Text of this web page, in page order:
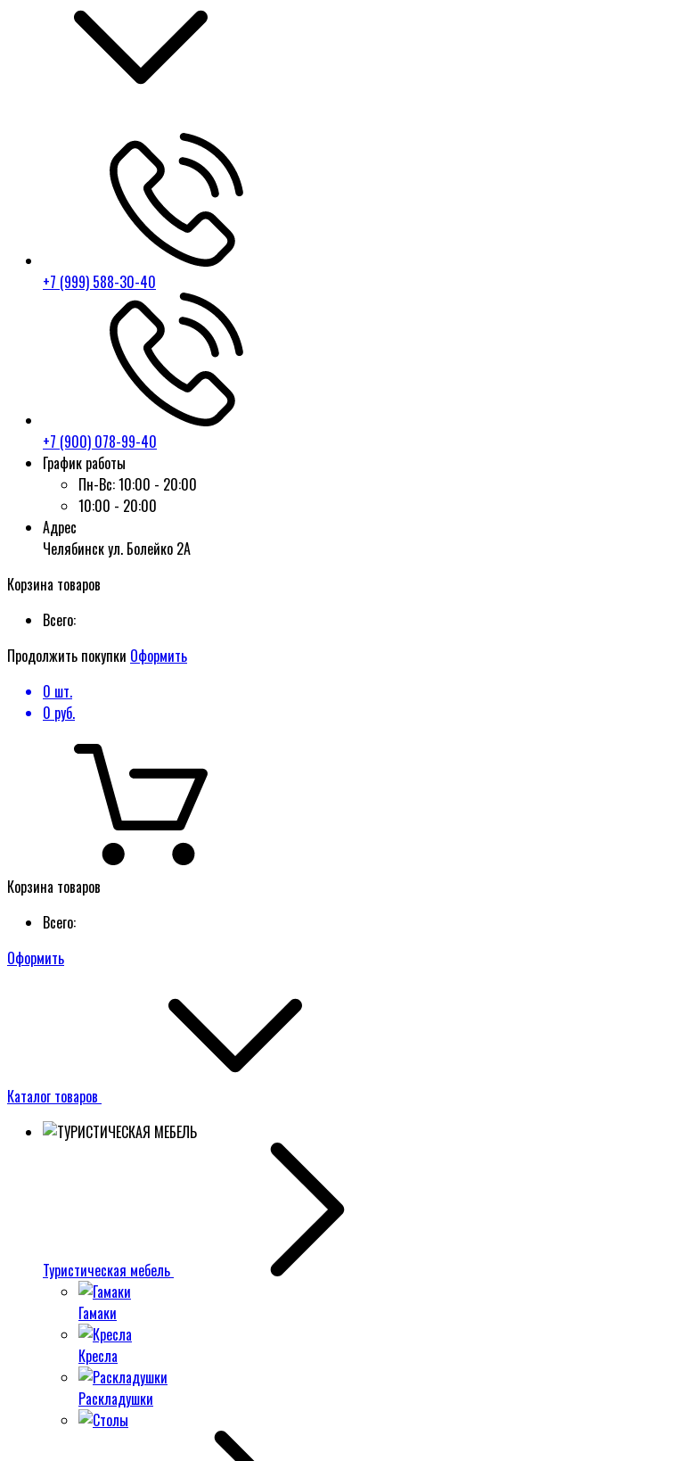
+7 (999) 588-30-40
+7 (900) 078-99-40
График работы
Пн-Вс:10:00 - 20:00
10:00 - 20:00
Адрес
Челябинск ул. Болейко 2А
Корзина товаров
Всего:
Продолжить покупки Оформить
0 шт.
0 руб.
Корзина товаров
Всего:
Оформить
Каталог товаров
Туристическая мебель
Гамаки
Кресла
Раскладушки